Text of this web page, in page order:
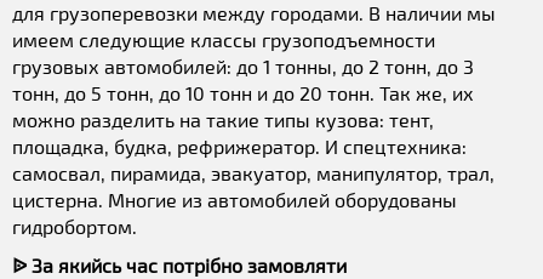
для грузоперевозки между городами. В наличии мы
имеем следующие классы грузоподъемности
грузовых автомобилей: до 1 тонны, до 2 тонн, до 3
тонн, до 5 тонн, до 10 тонн и до 20 тонн. Так же, их
можно разделить на такие типы кузова: тент,
площадка, будка, рефрижератор. И спецтехника:
самосвал, пирамида, эвакуатор, манипулятор, трал,
цистерна. Многие из автомобилей оборудованы
гидробортом.
ᐉ За якийсь час потрібно замовляти